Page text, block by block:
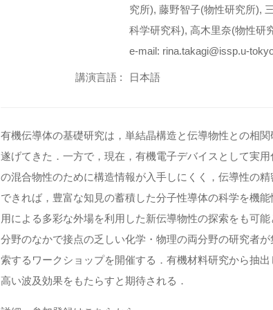
究所), 藤野智子(物性研究所),
科学研究科), 高木里奈(物性研
e-mail: rina.takagi@issp.u-
講演言語 : 日本語
有機伝導体の基礎研究は，単結晶構造と伝導物性との相
遂げてきた．一方で，現在，有機電子デバイスとして実
の混合物性のために構造情報が入手しにくく，伝導性の
できれば，豊富な知見の蓄積した分子性導体の科学を機
用による多彩な外場を利用した新伝導物性の探索をも可
分野のなかで接点の乏しい化学・物理の両分野の研究者
索するワークショップを開催する．有機材料研究から抽
高い波及効果をもたらすと期待される．